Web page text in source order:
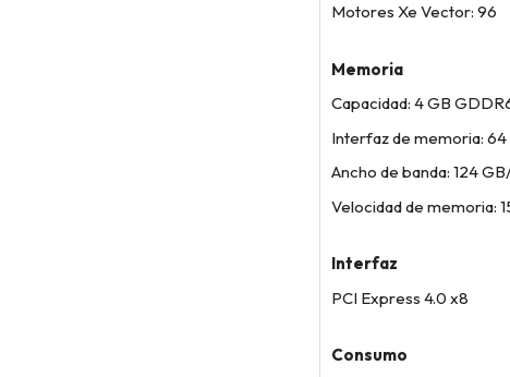
Motores Xe Vector: 96
Memoria
Capacidad: 4 GB
Interfaz de memoria: 64
Ancho de banda: 124
Velocidad de memoria:
Interfaz
PCI Express 4.0 x8
Consumo